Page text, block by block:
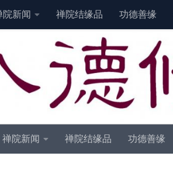
院新闻 禅院结缘品 功德善缘
禅院新闻 禅院结缘品 功德善缘